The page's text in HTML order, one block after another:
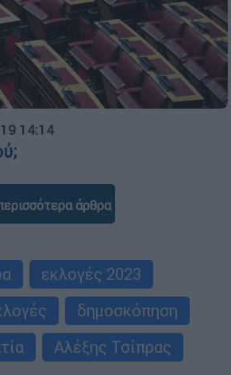
14:14
άρθρα
εκλογές 2023
δημοσκόπηση
Αλέξης Τσίπρας